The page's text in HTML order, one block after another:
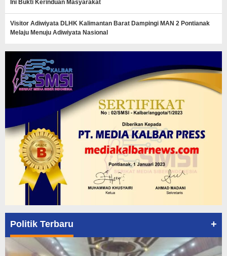
Ini Bukti Kerinduan Masyarakat
Visitor Adiwiyata DLHK Kalimantan Barat Dampingi MAN 2 Pontianak
Melaju Menuju Adiwiyata Nasional
Politik Terbaru +